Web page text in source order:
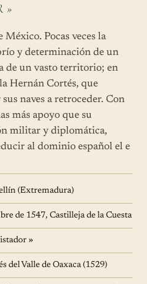
»
Pocas veces la
y determinación de un
de un vasto territorio; en
Hernán Cortés, que
naves a retroceder. Con
más apoyo que su
militar y diplomática,
al dominio español el e
(Extremadura)
de 1547, Castilleja de la Cuesta
»
del Valle de Oaxaca (1529)